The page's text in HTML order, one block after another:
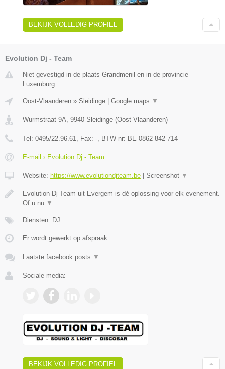
BEKIJK VOLLEDIG PROFIEL
Evolution Dj - Team
Niet gevestigd in de plaats Grandmenil en in de provincie
Luxemburg.
Oost-Vlaanderen » Sleidinge | Google maps ▼
Wurmstraat 9A 9940 Sleidinge (Oost-Vlaanderen)
Tel: 0495/22.96.61 , Fax: - , BTW-nr: BE 0862 842 714
E-mail › Evolution Dj - Team
Website: https://www.evolutiondjteam.be | Screenshot ▼
Evolution Dj Team uit Evergem is dé oplossing voor elk evenement.
Of u nu ▼
Diensten: DJ
Er wordt gewerkt op afspraak.
Laatste facebook posts ▼
Sociale media:
BEKIJK VOLLEDIG PROFIEL